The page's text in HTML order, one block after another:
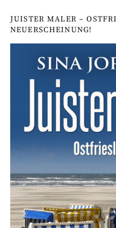
JUISTER MALER –
NEUERSCHEINUNG!